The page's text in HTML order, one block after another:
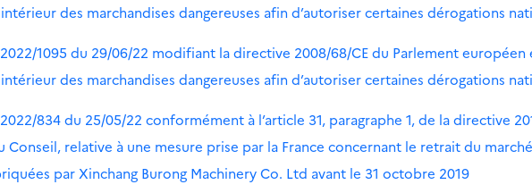
des marchandises dangereuses afin d’autoriser certaines dérogations
1095 du 29/06/22 modifiant la directive 2008/68/CE du Parlement européen
des marchandises dangereuses afin d’autoriser certaines dérogations
834 du 25/05/22 conformément à l’article 31, paragraphe 1, de la directive
relative à une mesure prise par la France concernant le retrait du
par Xinchang Burong Machinery Co. Ltd avant le 31 octobre 2019